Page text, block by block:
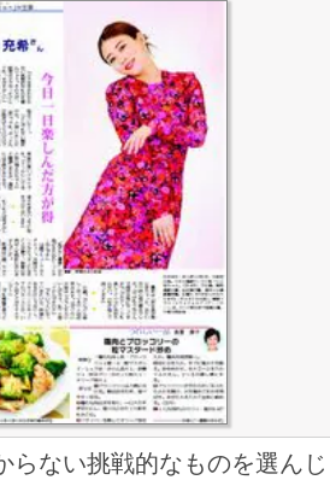
らない挑戦的なものを選んじ